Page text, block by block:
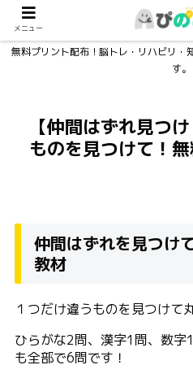
無料プリント配布！脳トレ・リハビリ・
す。
【仲間はずれ見つ
ものを見つけて！
仲間はずれを見つけ
教材
１つだけ違うものを見つけて
ひらがな2問、漢字1問、数
も全部で6問です！
メニュー